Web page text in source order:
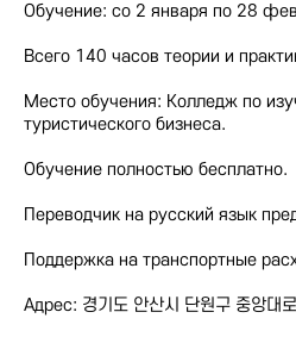
Обучение: со 2 января по 28
Всего 140 часов теории и
Место обучения: Колледж по
туристического бизнеса.
Обучение полностью бесплатно.
Переводчик на русский язык
Поддержка на транспортные
Адрес: 경기도 안산시 단원구 중앙대